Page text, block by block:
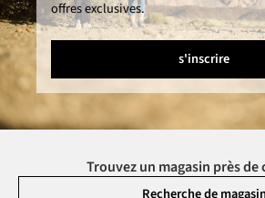
offres exclusives.
s'inscrire
Trouvez un magasin près de
Recherche de magasin